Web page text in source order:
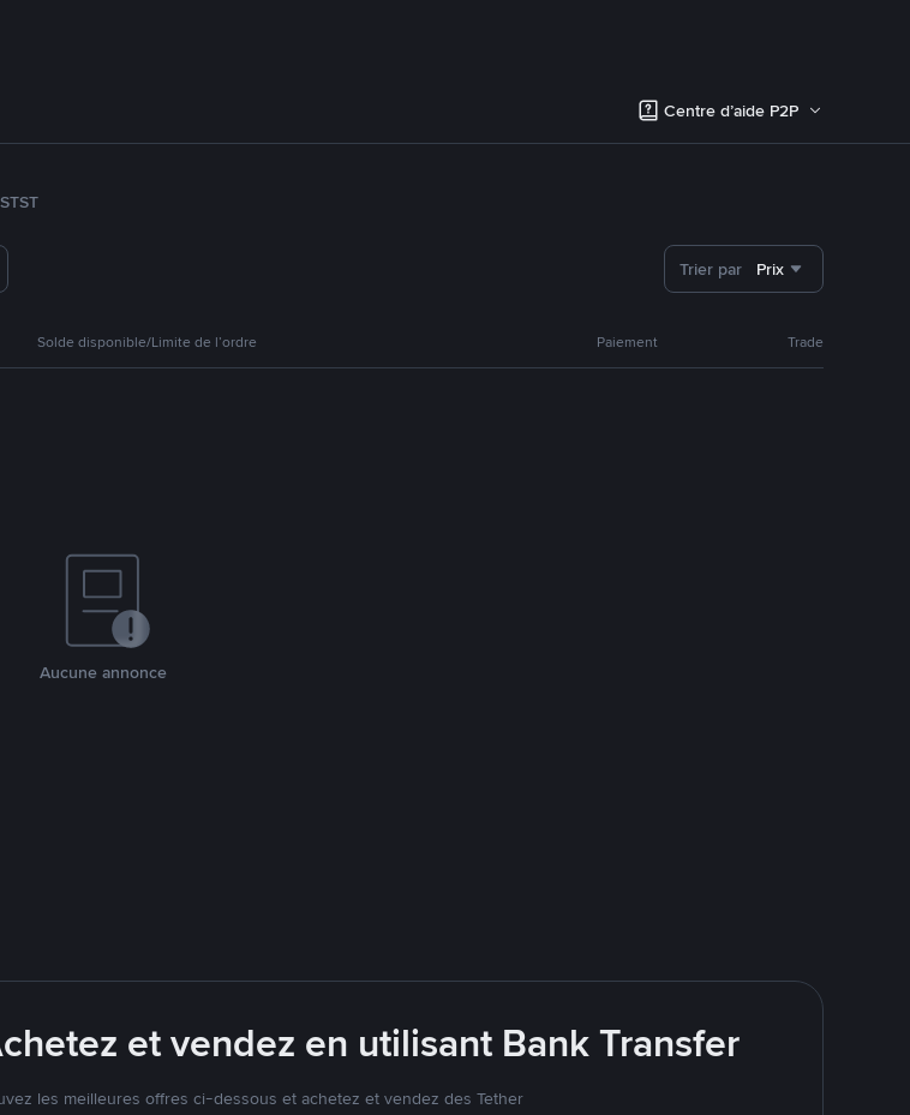
Centre d’aide P2P
TST
Trier par Prix
Solde disponible/Limite de l’ordre Paiement Trade
Aucune annonce
et vendez en utilisant Bank Transfer
les meilleures offres ci-dessous et achetez et vendez des Tether